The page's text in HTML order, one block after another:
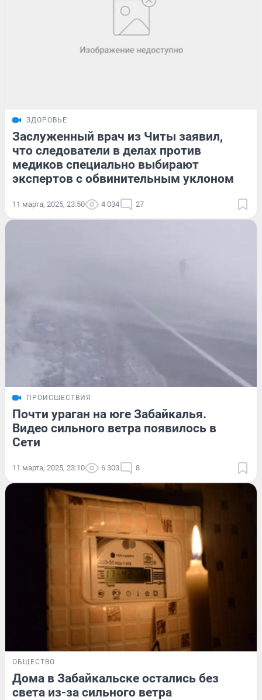
ЗДОРОВЬЕ
Заслуженный врач из Читы заявил,
что следователи в делах против
медиков специально выбирают
экспертов с обвинительным уклоном
11 марта, 2025, 23:50 4 034 27
ПРОИСШЕСТВИЯ
Почти ураган на юге Забайкалья.
Видео сильного ветра появилось в
Сети
11 марта, 2025, 23:10 6 303 8
ОБЩЕСТВО
Дома в Забайкальске остались без
света из-за сильного ветра